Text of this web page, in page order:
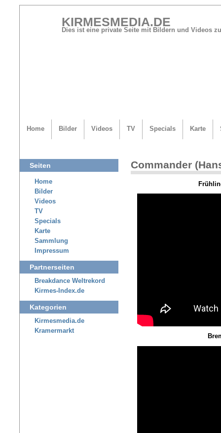
KIRMESMEDIA.DE
Dies ist eine private Seite mit Bildern und Videos
Home Bilder Videos TV Specials Karte
Commander
Seiten
Home
Bilder
Videos
TV
Specials
Karte
Sammlung
Impressum
Partnerseiten
Breakdance Weltrekord
Kirmes-Index.de
Kategorien
Kirmesmedia.de
Kramermarkt